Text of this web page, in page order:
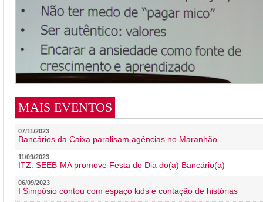
MAIS EVENTOS
07/11/2023
Bancários da Caixa paralisam agências no Maranhão
11/09/2023
ITZ: SEEB-MA promove Festa do Dia do(a) Bancário(a)
06/09/2023
I Simpósio contou com espaço kids e contação de histórias